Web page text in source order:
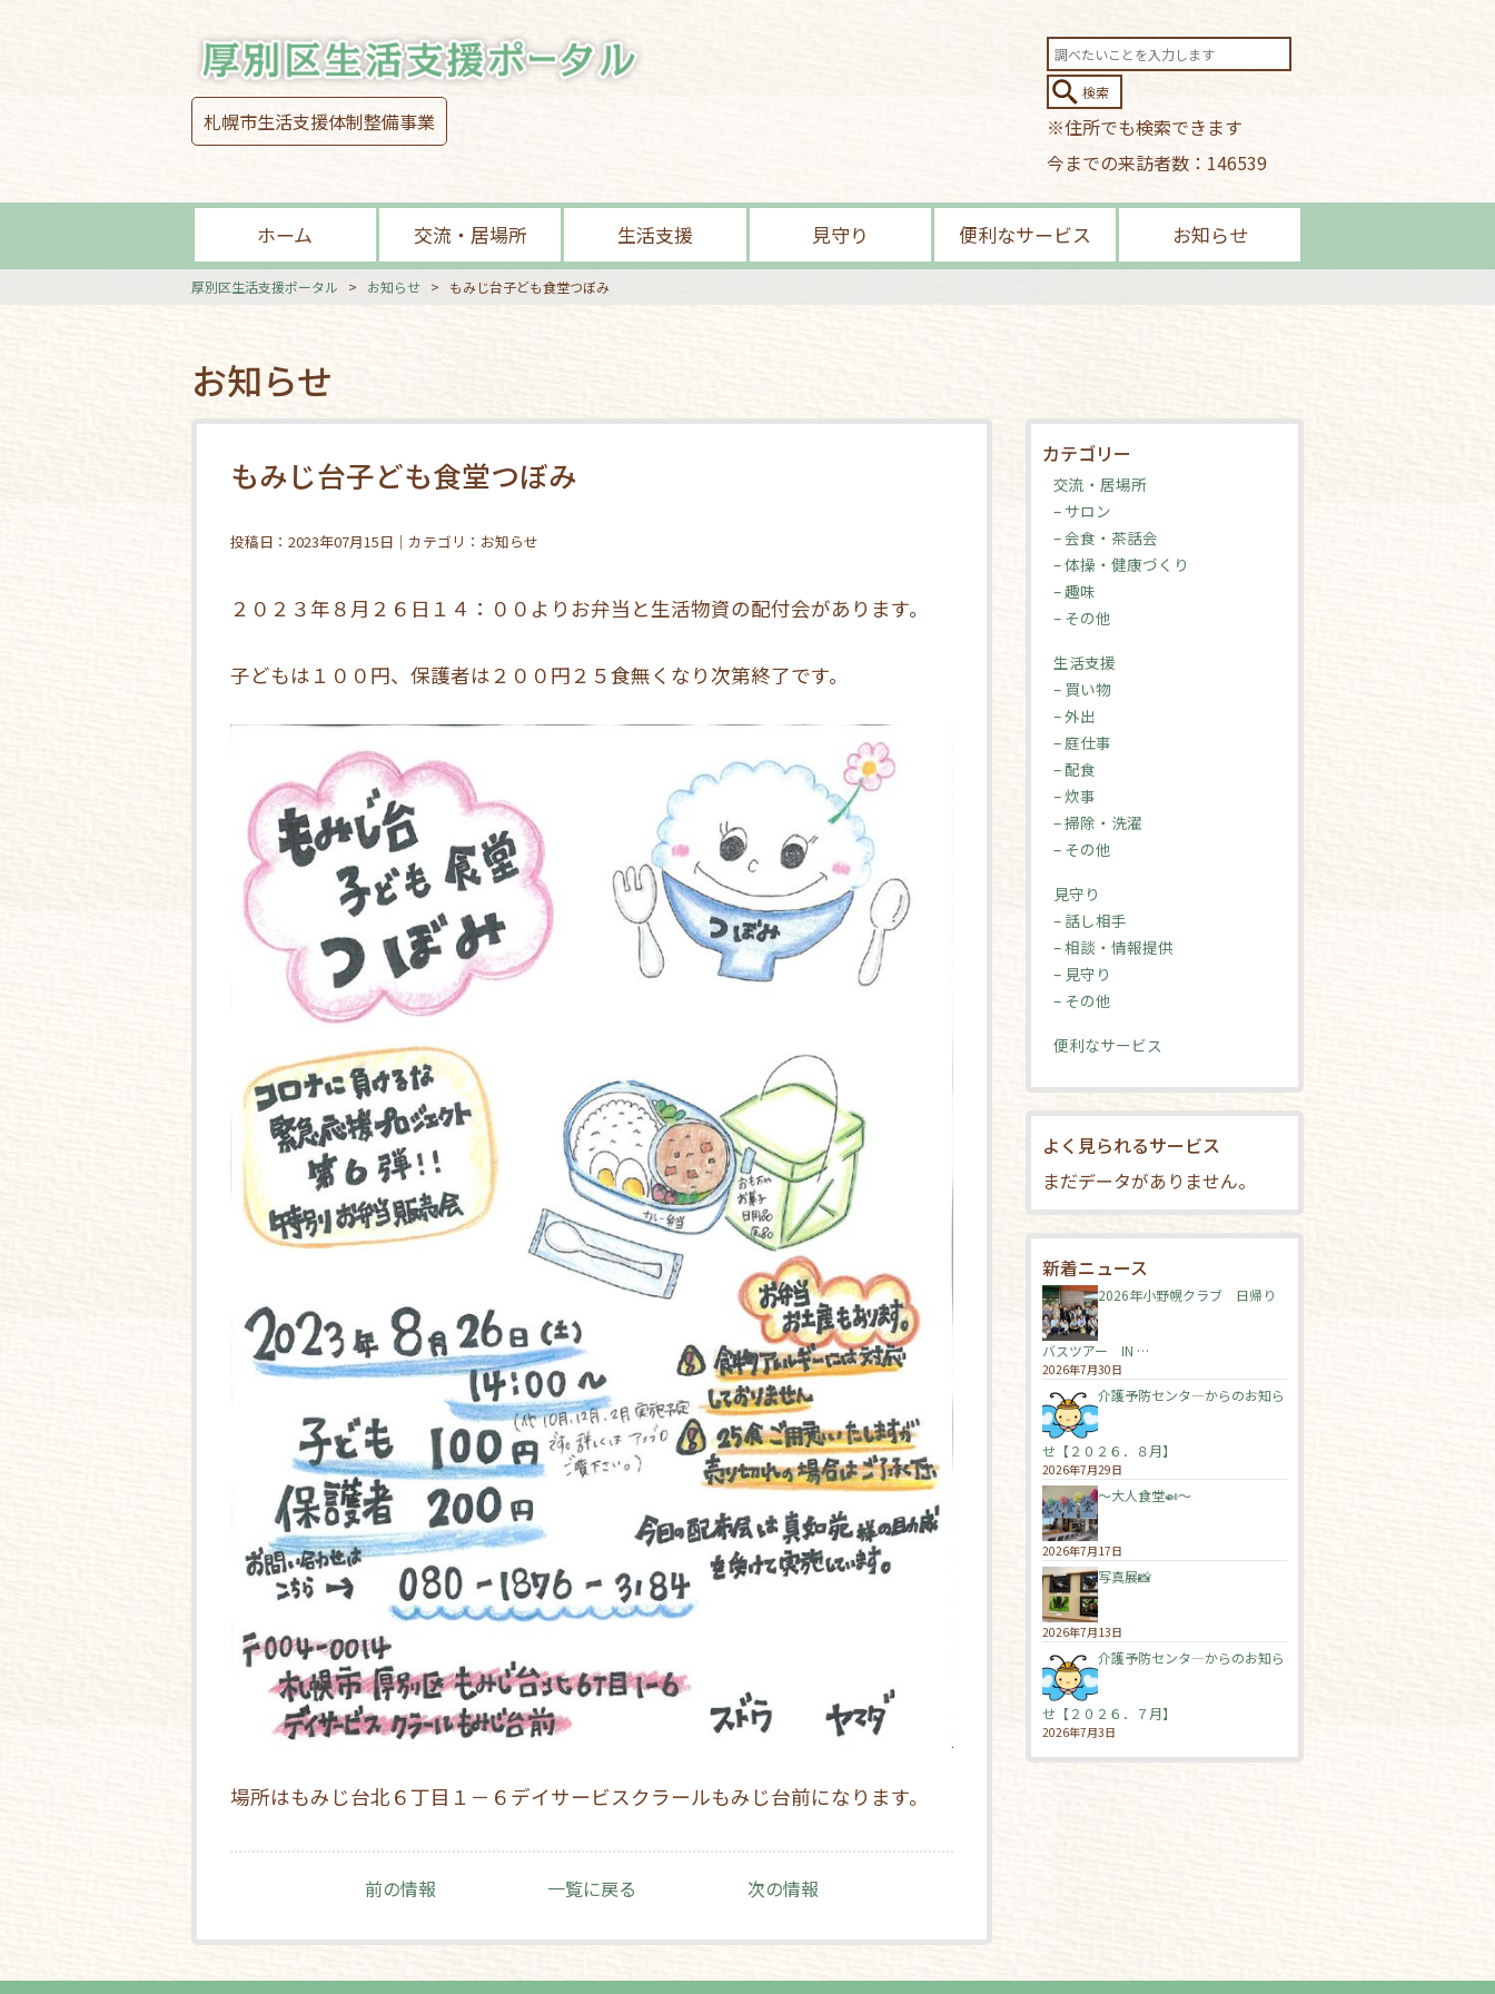
札幌市生活支援体制整備事業
※住所でも検索できます
今までの来訪者数：146539
ホーム 交流・居場所 生活支援 見守り 便利なサービス お知らせ
厚別区生活支援ポータル > お知らせ > もみじ台子ども食堂つぼみ
お知らせ
もみじ台子ども食堂つぼみ
投稿日：2023年07月15日｜カテゴリ：お知らせ
２０２３年８月２６日１４：００よりお弁当と生活物資の配付会があります。
子どもは１００円、保護者は２００円２５食無くなり次第終了です。
場所はもみじ台北６丁目１－６デイサービスクラールもみじ台前になります。
前の情報 一覧に戻る 次の情報
カテゴリー
交流・居場所
– サロン
– 会食・茶話会
– 体操・健康づくり
– 趣味
– その他
生活支援
– 買い物
– 外出
– 庭仕事
– 配食
– 炊事
– 掃除・洗濯
– その他
見守り
– 話し相手
– 相談・情報提供
– 見守り
– その他
便利なサービス
よく見られるサービス
まだデータがありません。
新着ニュース
2026年小野幌クラブ 日帰り
バスツアー IN …
2026年7月30日
介護予防センタ―からのお知ら
せ【２０２６．８月】
2026年7月29日
～大人食堂🍛～
2026年7月17日
写真展📸
2026年7月13日
介護予防センタ―からのお知ら
せ【２０２６．７月】
2026年7月3日